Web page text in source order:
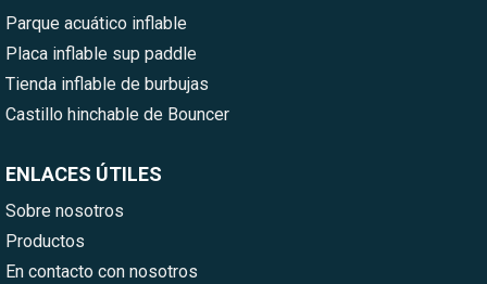
Parque acuático inflable
Placa inflable sup paddle
Tienda inflable de burbujas
Castillo hinchable de Bouncer
ENLACES ÚTILES
Sobre nosotros
Productos
En contacto con nosotros